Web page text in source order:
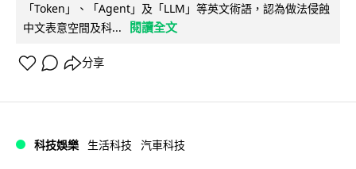
「Token」、「Agent」及「LLM」等英文術語，認為做法侵蝕
中文表意空間及科...
閱讀全文
分享
科技娛樂 生活科技 汽車科技